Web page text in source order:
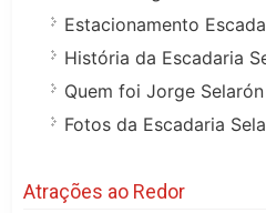
Estacionamento
História da Escadaria
Quem foi Jorge Selarón
Fotos da Escadaria
Atrações ao Redor